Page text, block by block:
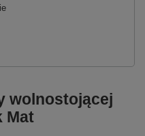
wolnostojącej
Mat